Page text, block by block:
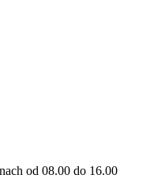
od 08.00 do 16.00